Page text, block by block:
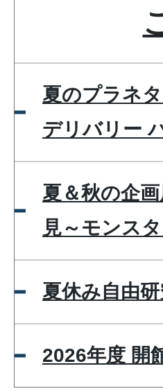
夏のプラネ
デリバリー
夏＆秋の企
見～モンス
夏休み自由
2026年度 開